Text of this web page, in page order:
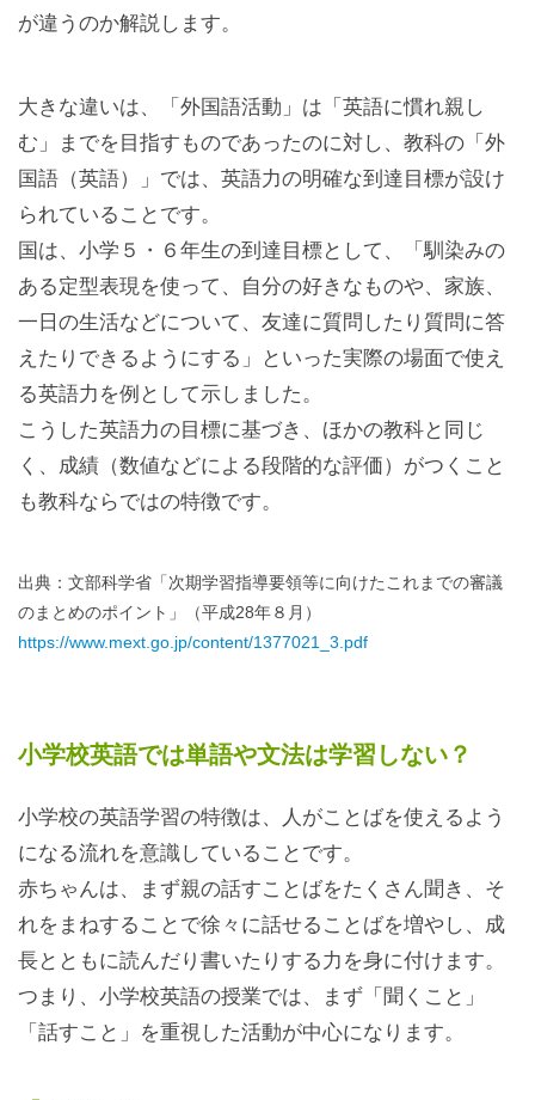
が違うのか解説します。
大きな違いは、「外国語活動」は「英語に慣れ親し
む」までを目指すものであったのに対し、教科の「外
国語（英語）」では、英語力の明確な到達目標が設け
られていることです。
国は、小学５・６年生の到達目標として、「馴染みの
ある定型表現を使って、自分の好きなものや、家族、
一日の生活などについて、友達に質問したり質問に答
えたりできるようにする」といった実際の場面で使え
る英語力を例として示しました。
こうした英語力の目標に基づき、ほかの教科と同じ
く、成績（数値などによる段階的な評価）がつくこと
も教科ならではの特徴です。
出典：文部科学省「次期学習指導要領等に向けたこれまでの審議
のまとめのポイント」（平成28年８月）
https://www.mext.go.jp/content/1377021_3.pdf
小学校英語では単語や文法は学習しない？
小学校の英語学習の特徴は、人がことばを使えるよう
になる流れを意識していることです。
赤ちゃんは、まず親の話すことばをたくさん聞き、そ
れをまねすることで徐々に話せることばを増やし、成
長とともに読んだり書いたりする力を身に付けます。
つまり、小学校英語の授業では、まず「聞くこと」
「話すこと」を重視した活動が中心になります。